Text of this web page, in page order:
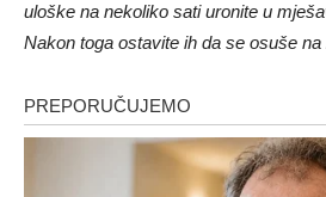
uloške na nekoliko sati uronite u
Nakon toga ostavite ih da se osuše na